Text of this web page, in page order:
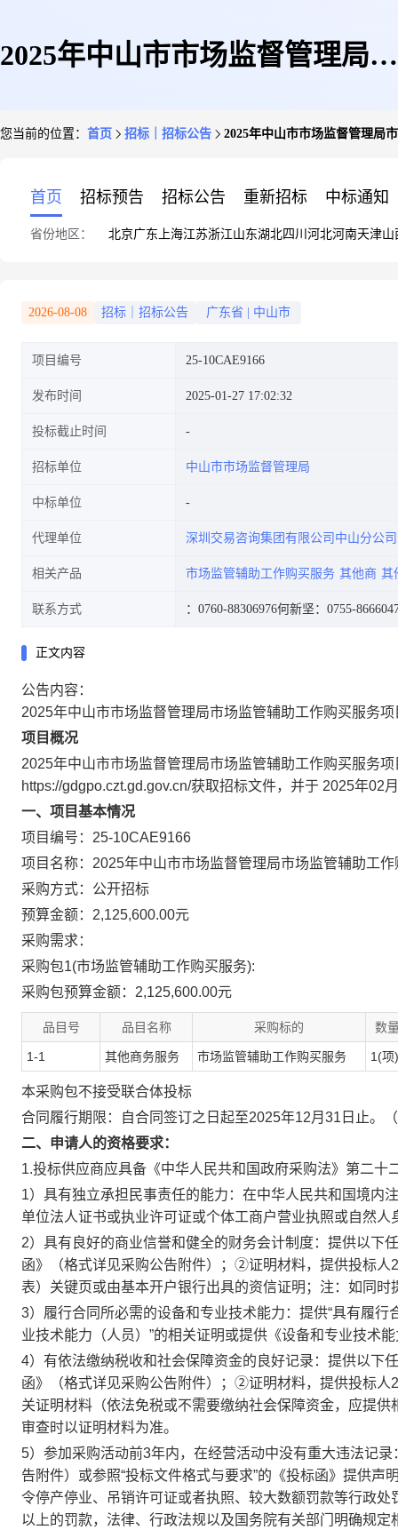
2025年中山市市场监督管理局市
您当前的位置： 首页 招标｜招标公告 2025年中山市市场监督管理局
首页 招标预告 招标公告 重新招标 中标通知
省份地区： 北京广东 上海江苏浙江山东湖北四川 河北河南天津山
2026-08-08 招标｜招标公告 广东省 中山市
项目编号 25-10CAE9166
发布时间 2025-01-27 17:02:32
投标截止时间
招标单位 中山市市场监督管理局
中标单位
代理单位 深圳交易咨询集团有限公司中山分公司
相关产品 市场监管辅助工作购买服务 其他商 其
联系方式 ：0760-88306976何新坚：0755-
正文内容
公告内容：
2025年中山市市场监督管理局市场监管辅助工作购买服务
项目概况
2025年中山市市场监督管理局市场监管辅助工作购买服务项
https://gdgpo.czt.gd.gov.cn/获取招标文件，并于 2025年02
一、项目基本情况
项目编号：25-10CAE9166
项目名称：2025年中山市市场监督管理局市场监管辅助工
采购方式：公开招标
预算金额：2,125,600.00元
采购需求：
采购包1(市场监管辅助工作购买服务):
采购包预算金额： 2,125,600.00元
品目号 品目名称 采购标的 数
1-1 其他商务服务 市场监管辅助工作购买服务 1(项)
本采购包不接受联合体投标
合同履行期限：
自合同签订之日起至2025年12月31日止。
二、申请人的资格要求：
1.投标供应商应具备《中华人民共和国政府采购法》第二十
1）具有独立承担民事责任的能力：在中华人民共和国境内
单位法人证书或执业许可证或个体工商户营业执照或自然人
2）具有良好的商业信誉和健全的财务会计制度：提供以
函》（格式详见采购公告附件）；②证明材料，提供投标
表）关键页或由基本开户银行出具的资信证明；注：如同
3）履行合同所必需的设备和专业技术能力：提供“具有履
业技术能力（人员）”的相关证明或提供《设备和专业技术
4）有依法缴纳税收和社会保障资金的良好记录：提供以
函》（格式详见采购公告附件）；②证明材料，提供投标
关证明材料（依法免税或不需要缴纳社会保障资金，应提
审查时以证明材料为准。
5）参加采购活动前3年内，在经营活动中没有重大违法记
告附件）或参照“投标文件格式与要求”的《投标函》提供
令停产停业、吊销许可证或者执照、较大数额罚款等行政
以上的罚款，法律、行政法规以及国务院有关部门明确规